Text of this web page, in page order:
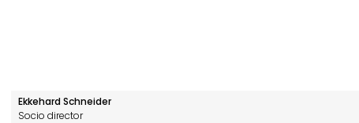
Ekkehard Schneider
Socio director